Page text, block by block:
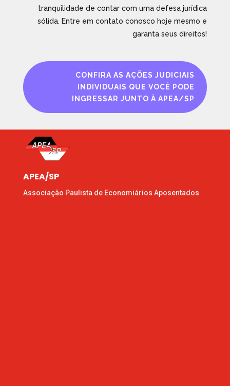
tranquilidade de contar com uma defesa jurídica
sólida. Entre em contato conosco hoje mesmo e
garanta seus direitos!
CONFIRA AS AÇÕES JUDICIAIS
INDIVIDUAIS QUE VOCÊ PODE
INGRESSAR JUNTO À APEA/SP
APEA/SP
Associação Paulista de Economiários Aposentados